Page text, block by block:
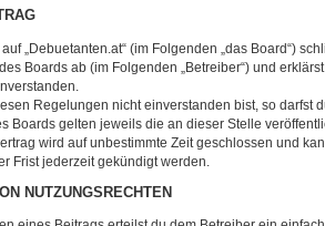
„Debuetanten.at“ (im Folgenden „das Board“)
Boards ab (im Folgenden „Betreiber“) und
Regelungen nicht einverstanden bist, so darfst
Boards gelten jeweils die an dieser Stelle
wird auf unbestimmte Zeit geschlossen und
Frist jederzeit gekündigt werden.
NUTZUNGSRECHTEN